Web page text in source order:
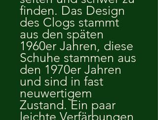
finden. Das Design
des Clogs stammt
aus den späten
1960er Jahren, diese
Schuhe stammen aus
den 1970er Jahren
und sind in fast
neuwertigem
Zustand. Ein paar
leichte Verfärbungen